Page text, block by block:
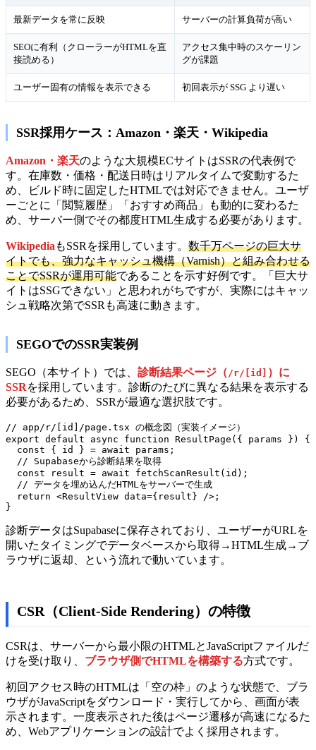
最新データを常に反映 サーバーの計算負荷が高い
SEOに有利（クローラーがHTMLを直
接読める）
アクセス集中時のスケーリン
グが課題
ユーザー固有の情報を表示できる 初回表示が SSG より遅い
SSR採用ケース：Amazon・楽天・Wikipedia
Amazon・楽天のような大規模ECサイトはSSRの代表例で
す。在庫数・価格・配送日時はリアルタイムで変動するた
め、ビルド時に固定したHTMLでは対応できません。ユーザ
ーごとに「閲覧履歴」「おすすめ商品」も動的に変わるた
め、サーバー側でその都度HTML生成する必要があります。
Wikipedia もSSRを採用しています。 数千万ページの巨大サ
イトでも、強力なキャッシュ機構（Varnish）と組み合わせる
ことでSSRが運用可能であることを示す好例です。「巨大サ
イトはSSGできない」と思われがちですが、実際にはキャッ
シュ戦略次第でSSRも高速に動きます。
SEGOでのSSR実装例
SEGO（本サイト）では、 診断結果ページ（/r/[id]
）に
SSRを採用しています。診断のたびに異なる結果を表示する
必要があるため、SSRが最適な選択肢です。
// app/r/[id]/page.tsx の概念図（実装イメージ）
export default async function ResultPage({ params }) {
  const { id } = await params;
  // Supabaseから診断結果を取得
  const result = await fetchScanResult(id);
  // データを埋め込んだHTMLをサーバーで生成
  return <ResultView data={result} />;
}
診断データはSupabaseに保存されており、ユーザーがURLを
開いたタイミングでデータベースから取得→HTML生成→ブ
ラウザに返却、という流れで動いています。
CSR（Client-Side Rendering）の特徴
CSRは、サーバーから最小限のHTMLとJavaScriptファイルだ
けを受け取り、 ブラウザ側でHTMLを構築する方式です。
初回アクセス時のHTMLは「空の枠」のような状態で、ブラ
ウザがJavaScriptをダウンロード・実行してから、画面が表
示されます。一度表示された後はページ遷移が高速になるた
め、Webアプリケーションの設計でよく採用されます。